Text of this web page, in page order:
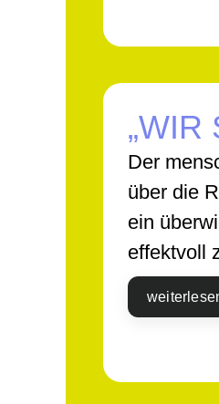
„WIR
Der
über die
ein
effektvoll